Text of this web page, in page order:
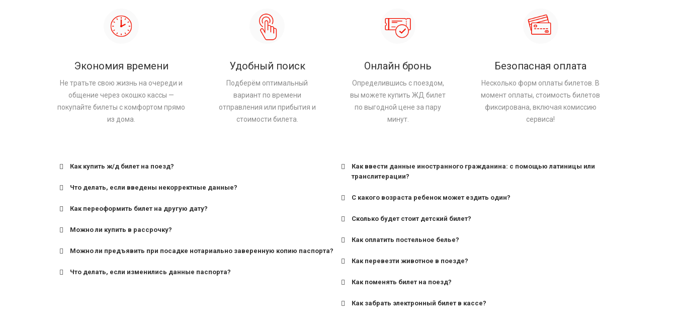
Экономия времени
Не тратьте свою жизнь на очереди и
общение через окошко кассы —
покупайте билеты с комфортом прямо
из дома.
Удобный поиск
Подберём оптимальный
вариант по времени
отправления или прибытия и
стоимости билета.
Онлайн бронь
Определившись с поездом,
вы можете купить ЖД билет
по выгодной цене за пару
минут.
Безопасная оплата
Несколько форм оплаты билетов. В
момент оплаты, стоимость билетов
фиксирована, включая комиссию
сервиса!
Как купить ж/д билет на поезд?
Что делать, если введены некорректные данные?
Как переоформить билет на другую дату?
Можно ли купить в рассрочку?
Можно ли предъявить при посадке нотариально заверенную копию паспорта?
Что делать, если изменились данные паспорта?
Как ввести данные иностранного гражданина: с помощью латиницы или
транслитерации?
С какого возраста ребенок может ездить один?
для поездов дальнего следования — от 10 лет и старше;
Сколько будет стоит детский билет?
Как оплатить постельное белье?
Как перевезти животное в поезде?
Как поменять билет на поезд?
Как забрать электронный билет в кассе?